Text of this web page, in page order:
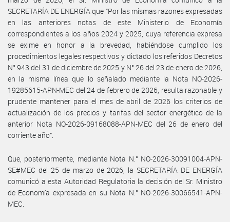
SECRETARÍA DE ENERGÍA que “Por las mismas razones expresadas
en las anteriores notas de este Ministerio de Economía
correspondientes a los años 2024 y 2025, cuya referencia expresa
se exime en honor a la brevedad, habiéndose cumplido los
procedimientos legales respectivos y dictado los referidos Decretos
N° 943 del 31 de diciembre de 2025 y N° 26 del 23 de enero de 2026,
en la misma línea que lo señalado mediante la Nota NO-2026-
19285615-APN-MEC del 24 de febrero de 2026, resulta razonable y
prudente mantener para el mes de abril de 2026 los criterios de
actualización de los precios y tarifas del sector energético de la
anterior Nota NO-2026-09168088-APN-MEC del 26 de enero del
corriente año”.
Que, posteriormente, mediante Nota N.° NO-2026-30091004-APN-
SE#MEC del 25 de marzo de 2026, la SECRETARÍA DE ENERGÍA
comunicó a esta Autoridad Regulatoria la decisión del Sr. Ministro
de Economía expresada en su Nota N.° NO-2026-30066541-APN-
MEC.